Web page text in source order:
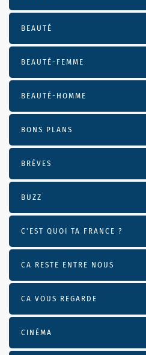
BEAUTÉ
BEAUTÉ-FEMME
BEAUTÉ-HOMME
BONS PLANS
BRÈVES
BUZZ
C'EST QUOI TA FRANCE ?
CA RESTE ENTRE NOUS
CA VOUS REGARDE
CINÉMA